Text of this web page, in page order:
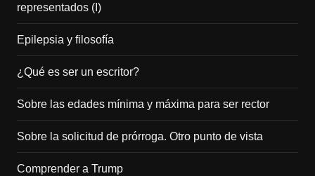
representados (I)
Epilepsia y filosofía
¿Qué es ser un escritor?
Sobre las edades mínima y máxima para ser rector
Sobre la solicitud de prórroga. Otro punto de vista
Comprender a Trump